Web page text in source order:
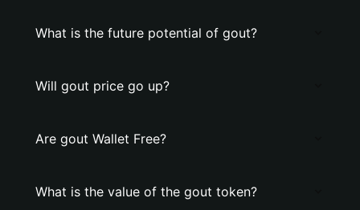
What is the future potential of gout?
Will gout price go up?
Are gout Wallet Free?
What is the value of the gout token?